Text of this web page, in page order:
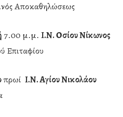
Αποκαθηλώσεως
7.00 μ.μ.Ι.Ν. Οσίου Νίκωνος
Επιταφίου
πρωίΙ.Ν. Αγίου Νικολάου